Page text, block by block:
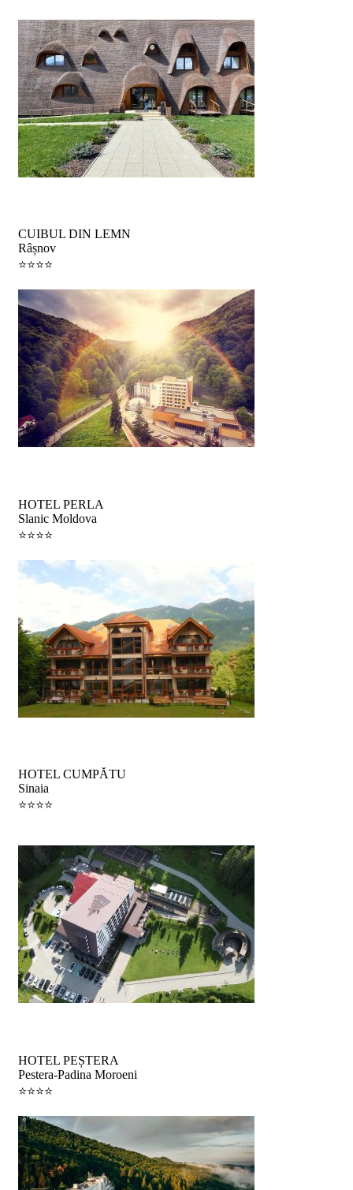
CUIBUL DIN LEMN
Râșnov
⭐️⭐️⭐️⭐️
HOTEL PERLA
Slanic Moldova
⭐️⭐️⭐️⭐️
HOTEL CUMPĂTU
Sinaia
⭐️⭐️⭐️⭐️
HOTEL PEȘTERA
Pestera-Padina Moroeni
⭐️⭐️⭐️⭐️